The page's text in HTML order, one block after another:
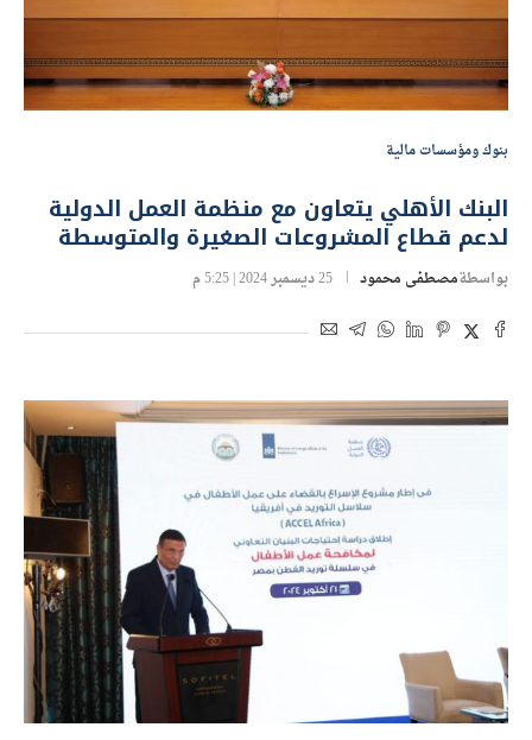
بنوك ومؤسسات مالية
البنك الأهلي يتعاون مع منظمة العمل الدولية
لدعم قطاع المشروعات الصغيرة والمتوسطة
بواسطةمصطفى محمود 25 ديسمبر 2024 | 5:25 م